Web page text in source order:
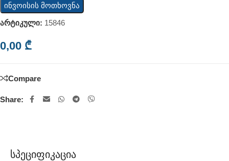
ინვოისის მოთხოვნა
არტიკული: 15846
0,00 ₾
Compare
Share:
Სპეციფიკაცია